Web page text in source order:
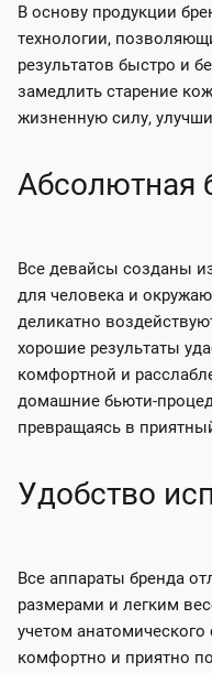
В основу продукции
технологии,
результатов быстро и
замедлить старение
жизненную силу,
Абсолютная
Все девайсы созданы
для человека и
деликатно
хорошие результаты
комфортной и
домашние бьюти-
превращаясь в
Удобство
Все аппараты бренда
размерами и легким
учетом
комфортно и приятно